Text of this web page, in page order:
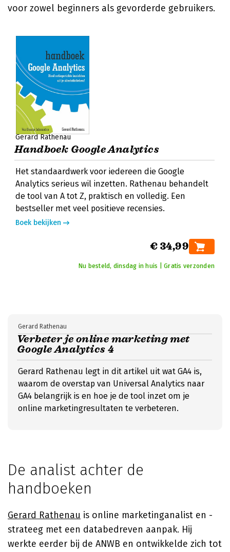
voor zowel beginners als gevorderde gebruikers.
Gerard Rathenau
Handboek Google Analytics
Het standaardwerk voor iedereen die Google
Analytics serieus wil inzetten. Rathenau behandelt
de tool van A tot Z, praktisch en volledig. Een
bestseller met veel positieve recensies.
Boek bekijken
€ 34,99
Nu besteld, dinsdag in huis | Gratis verzonden
Verbeter je online marketing met
Google Analytics 4
Gerard Rathenau
Gerard Rathenau legt in dit artikel uit wat GA4 is,
waarom de overstap van Universal Analytics naar
GA4 belangrijk is en hoe je de tool inzet om je
online marketingresultaten te verbeteren.
De analist achter de
handboeken
Gerard Rathenau is online marketinganalist en -
strateeg met een databedreven aanpak. Hij
werkte eerder bij de ANWB en ontwikkelde zich tot